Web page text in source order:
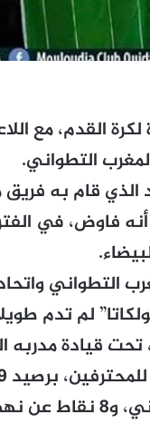
القدم، مع
التطواني.
الذي قام به
أنه فاوض، في
التطواني
لم تدم
قيادة مدربه
الأول.